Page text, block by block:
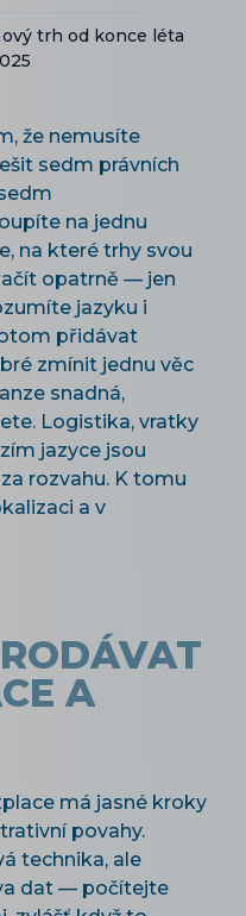
trh od konce léta
že nemusíte
sedm právních
na jednu
na které trhy svou
opatrně — jen
jazyku i
přidávat
zmínit jednu věc
snadná,
Logistika, vratky
jazyce jsou
rozvahu. K tomu
a v
A
má jasné kroky
povahy.
technika, ale
dat — počítejte